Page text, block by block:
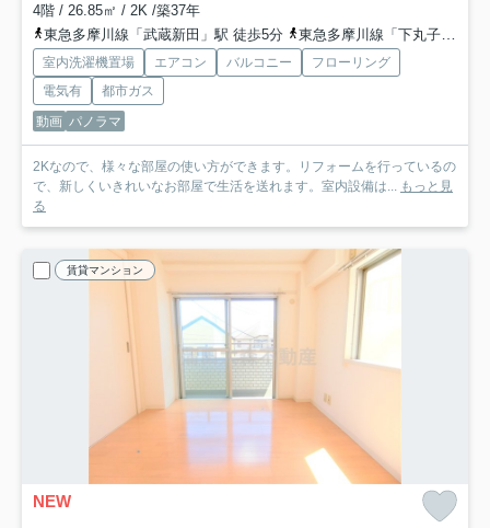
4階 / 26.85㎡ / 2K /築37年
東急多摩川線「武蔵新田」駅 徒歩5分
東急多摩川線「下丸子」駅 徒歩9分
室内洗濯機置場 エアコン バルコニー
フローリング
電気有
都市ガス
動画 パノラマ
2Kなので、様々な部屋の使い方ができます。リフォームを行っているの
で、新しくいきれいなお部屋で生活を送れます。室内設備は... もっと見
る
賃貸マンション
NEW